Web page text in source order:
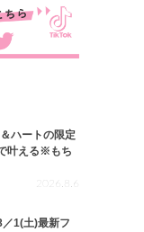
ハートの限定
叶える※もち
2026.8.6
／1(土)最新フ